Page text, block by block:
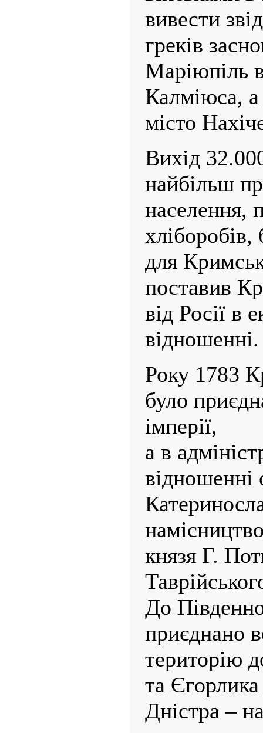
вивести
греків
Маріюпіль
Калміюса, а
місто
Вихід
найбільш
населення,
для
поставив
від Росії в
відношенні.
Року 1783
було
імперії,
а в
відношенні
князя Г.
До
приєднано
територію
та Єгорлика
Дністра –